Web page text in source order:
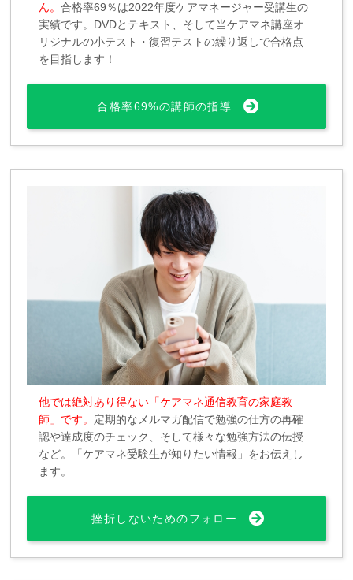
ん。合格率69％は2022年度ケアマネージャー受講生の
実績です。DVDとテキスト、そして当ケアマネ講座オ
リジナルの小テスト・復習テストの繰り返しで合格点
を目指します！
合格率69%の講師の指導
他では絶対あり得ない「ケアマネ通信教育の家庭教
師」です。 定期的なメルマガ配信で勉強の仕方の再確
認や達成度のチェック、そして様々な勉強方法の伝授
など。「ケアマネ受験生が知りたい情報」をお伝えし
ます。
挫折しないためのフォロー